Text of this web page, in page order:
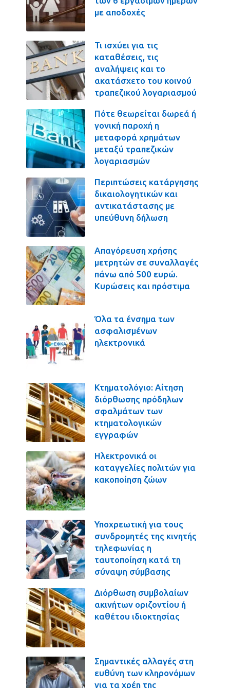
με αποδοχές
Τι ισχύει για τις
καταθέσεις, τις
αναλήψεις και το
ακατάσχετο του κοινού
τραπεζικού λογαριασμού
Πότε θεωρείται δωρεά ή
γονική παροχή η
μεταφορά χρημάτων
μεταξύ τραπεζικών
λογαριασμών
Περιπτώσεις κατάργησης
δικαιολογητικών και
αντικατάστασης με
υπεύθυνη δήλωση
Απαγόρευση χρήσης
μετρητών σε συναλλαγές
πάνω από 500 ευρώ.
Κυρώσεις και πρόστιμα
Όλα τα ένσημα των
ασφαλισμένων
ηλεκτρονικά
Κτηματολόγιο: Αίτηση
διόρθωσης πρόδηλων
σφαλμάτων των
κτηματολογικών
εγγραφών
Ηλεκτρονικά οι
καταγγελίες πολιτών για
κακοποίηση ζώων
Υποχρεωτική για τους
συνδρομητές της κινητής
τηλεφωνίας η
ταυτοποίηση κατά τη
σύναψη σύμβασης
Διόρθωση συμβολαίων
ακινήτων οριζοντίου ή
καθέτου ιδιοκτησίας
Σημαντικές αλλαγές στη
ευθύνη των κληρονόμων
για τα χρέη της